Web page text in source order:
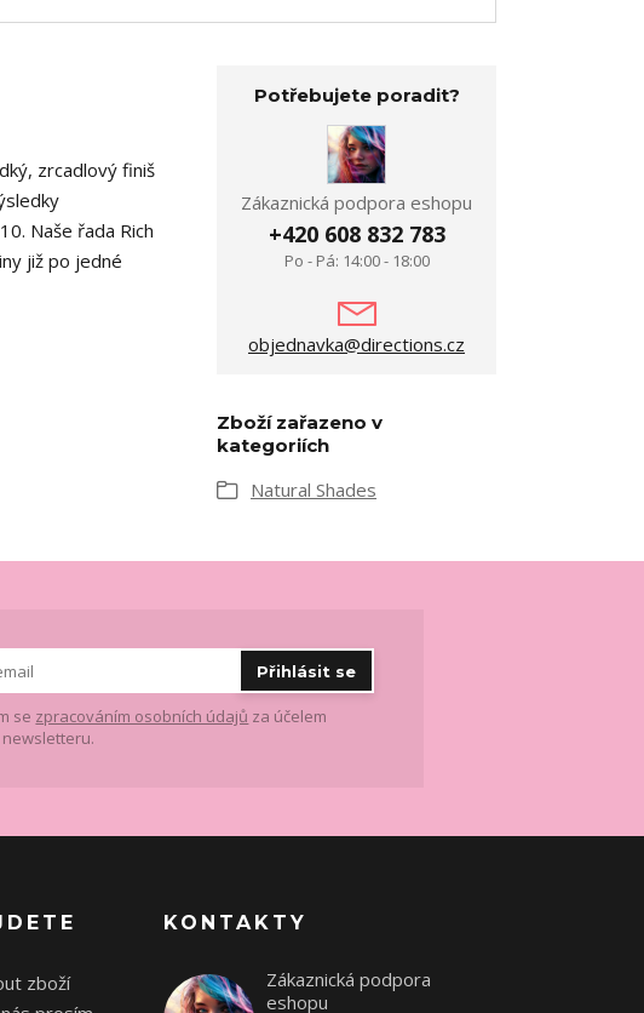
zrcadlový finiš
Naše řada Rich
již po jedné
Potřebujete poradit?
Zákaznická podpora eshopu
+420 608 832 783
Po - Pá: 14:00 - 18:00
objednavka@directions.cz
Zboží zařazeno v
kategoriích
Natural Shades
Přihlásit se
se zpracováním osobních údajů za účelem
zboží
KONTAKTY
Zákaznická podpora
eshopu